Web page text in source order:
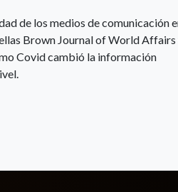
de los medios de comunicación
Brown Journal of World Affairs
Covid cambió la información